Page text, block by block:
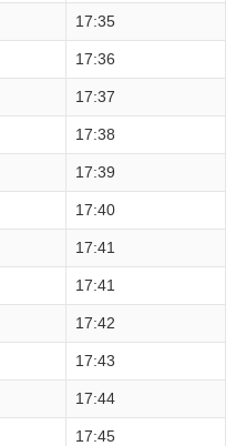
17:35
17:36
17:37
17:38
17:39
17:40
17:41
17:41
17:42
17:43
17:44
17:45